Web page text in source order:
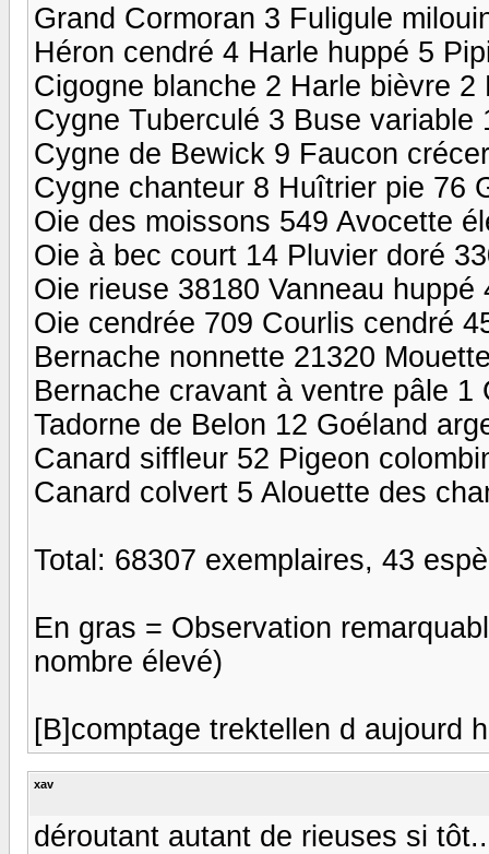
Grand Cormoran 3 Fuligule
Héron cendré 4 Harle huppé 5
Cigogne blanche 2 Harle bièvre 2
Cygne Tuberculé 3 Buse
Cygne de Bewick 9 Faucon
Cygne chanteur 8 Huîtrier pie 76
Oie des moissons 549 Avocette
Oie à bec court 14 Pluvier doré
Oie rieuse 38180 Vanneau
Oie cendrée 709 Courlis cendré
Bernache nonnette 21320
Bernache cravant à ventre pâle
Tadorne de Belon 12 Goéland
Canard siffleur 52 Pigeon
Canard colvert 5 Alouette des
Total: 68307 exemplaires, 43
En gras = Observation
nombre élevé)
[B]comptage trektellen d aujourd
xav
déroutant autant de rieuses si